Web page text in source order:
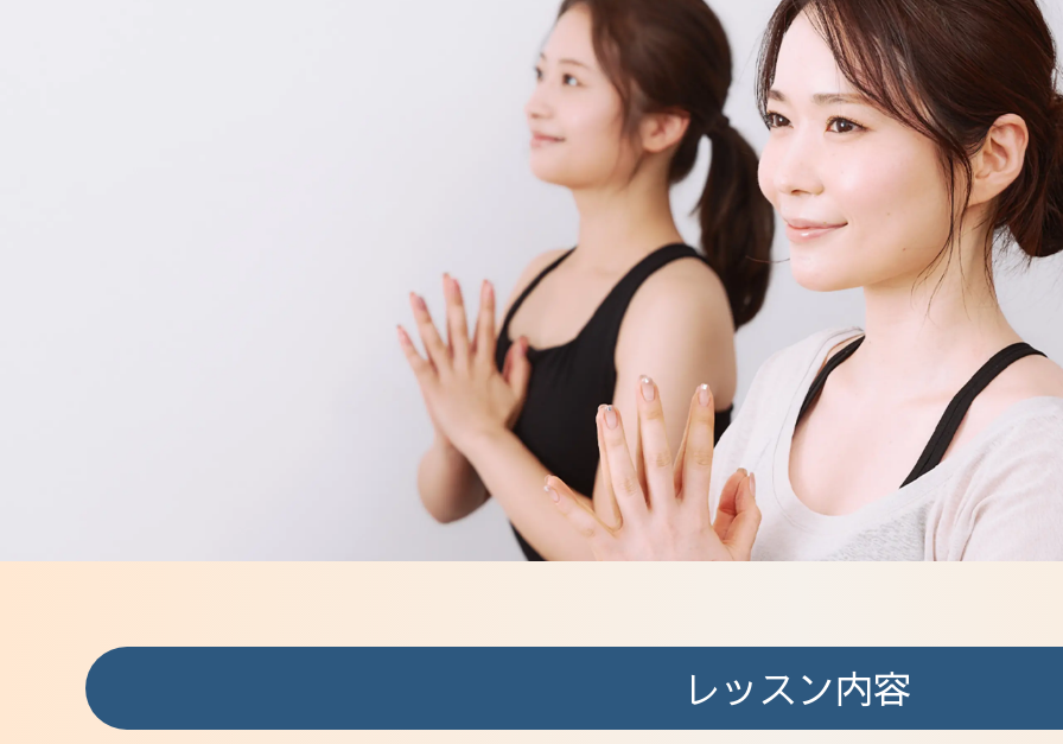
レッスン内容